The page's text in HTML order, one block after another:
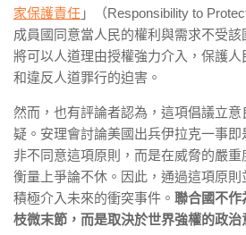
家保護責任 」（Responsibility to
成員國同意當人民的權利與需求不受
將可以人道理由授權強力介入，保護
和違反人道罪行的迫害。
然而，也有評論者認為，這項倡議立
疑。安理會討論美國出兵伊拉克一事
非不同意這項原則，而是在威脅的嚴
衡量上爭論不休。因此，通過這項原
積極介入未來的衝突事件。 聯合國不作
枝微末節，而是取決於世界強權的政治